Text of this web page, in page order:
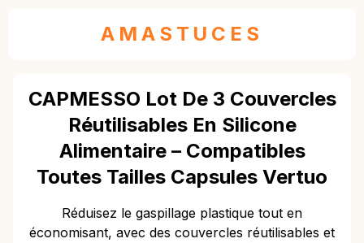
AMASTUCES
CAPMESSO Lot De 3 Couvercles
Réutilisables En Silicone
Alimentaire – Compatibles
Toutes Tailles Capsules Vertuo
Réduisez le gaspillage plastique tout en
économisant, avec des couvercles réutilisables et